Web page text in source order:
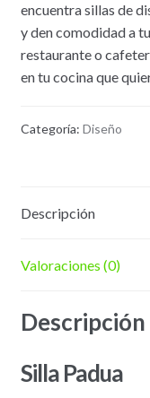
encuentra sillas de
y den comodidad a
restaurante o
en tu cocina que
Categoría: Diseño
Descripción
Valoraciones (0)
Descripción
Silla Padua